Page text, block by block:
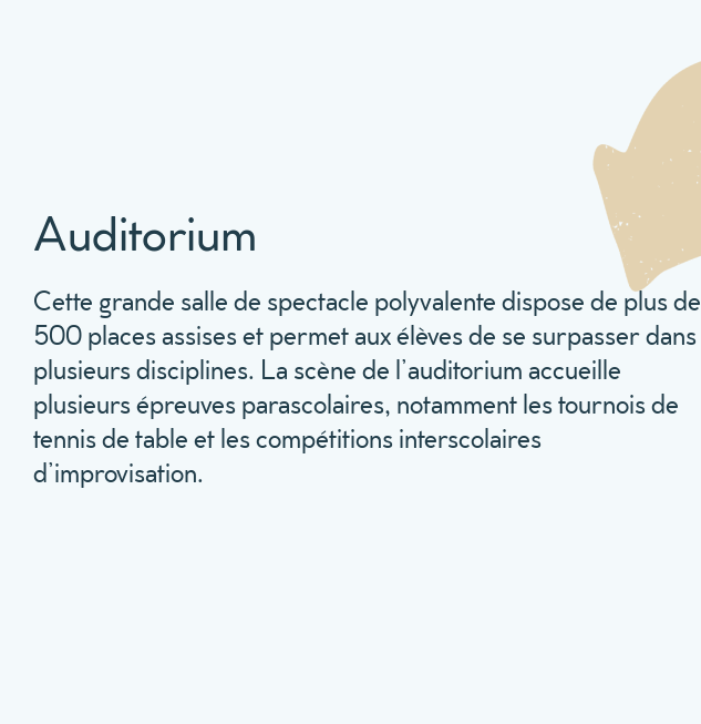
Auditorium
Cette grande salle de spectacle polyvalente dispose de plus de
500 places assises et permet aux élèves de se surpasser dans
plusieurs disciplines. La scène de l’auditorium accueille
plusieurs épreuves parascolaires, notamment les tournois de
tennis de table et les compétitions interscolaires
d’improvisation.